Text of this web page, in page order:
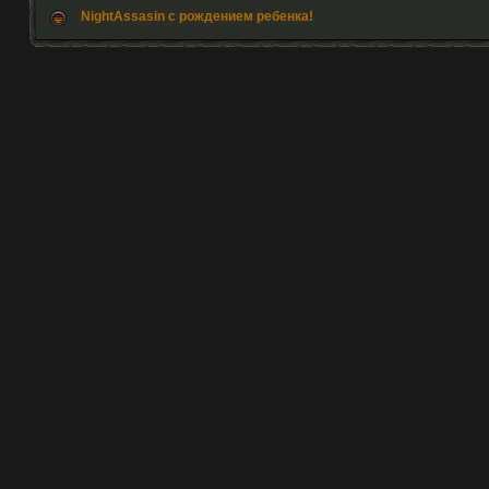
NightAssasin с рождением ребенка!